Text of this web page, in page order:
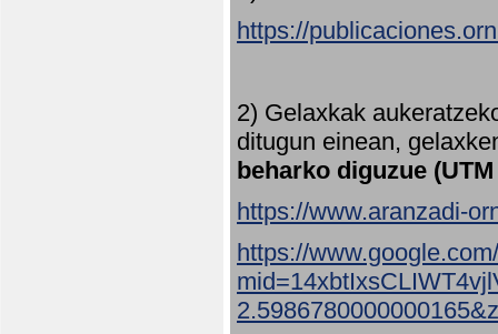
https://
2) Gelaxkak
ditugun einean,
beharko diguzue
https://www.aranzadi-
https://